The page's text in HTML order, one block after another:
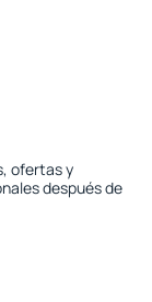
ofertas y
después de